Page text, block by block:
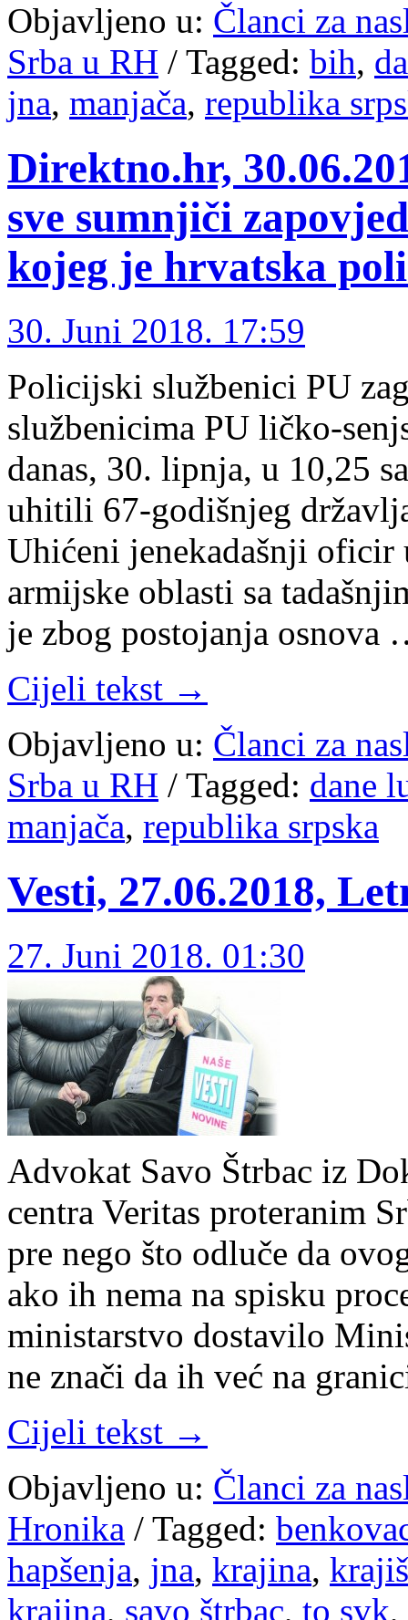
Objavljeno u: Članci za
Srba u RH / Tagged: bih,
jna, manjača, republika
Direktno.hr,
sve sumnjiči
kojeg je hrvatska
30. Juni 2018. 17:59
Policijski službenici PU
službenicima PU ličko-
danas, 30. lipnja, u 10,25
uhitili 67-godišnjeg
Uhićeni jenekadašnji oficir
armijske oblasti sa
je zbog postojanja osnova
Cijeli tekst →
Objavljeno u: Članci za
Srba u RH / Tagged: dane
manjača, republika srpska
Vesti, 27.06.2018,
27. Juni 2018. 01:30
Advokat Savo Štrbac iz
centra Veritas proteranim
pre nego što odluče da
ako ih nema na spisku
ministarstvo dostavilo
ne znači da ih već na
Cijeli tekst →
Objavljeno u: Članci za
Hronika / Tagged:
hapšenja, jna, krajina,
krajina, savo štrbac, to svk,